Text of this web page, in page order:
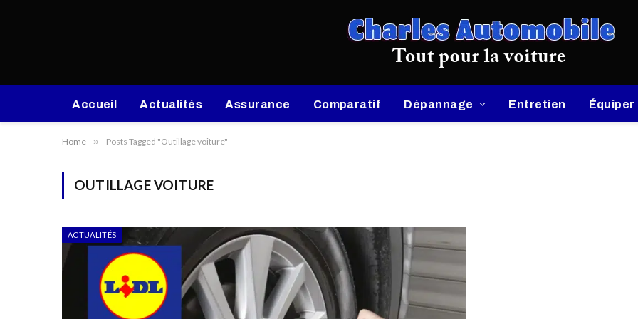
Accueil Actualités Assurance Comparatif Dépannage Entretien Équiper
Home » Posts Tagged "Outillage voiture"
OUTILLAGE VOITURE
ACTUALITÉS